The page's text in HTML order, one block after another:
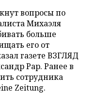
вопросы по
Михаэля
больше
его от
газете ВЗГЛЯД
Рар. Ранее в
сотрудника
Zeitung.